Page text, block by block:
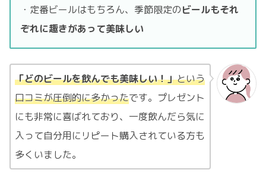
・定番ビールはもちろん、季節限定のビールもそれ
ぞれに趣きがあって美味しい
「どのビールを飲んでも美味しい！」という
口コミが圧倒的に多かったです。プレゼント
にも非常に喜ばれており、一度飲んだら気に
入って自分用にリピート購入されている方も
多くいました。